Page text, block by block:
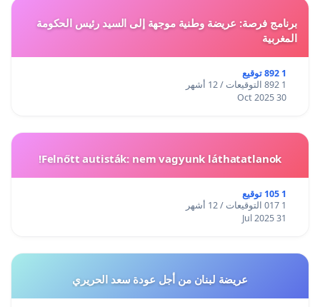
برنامج فرصة: عريضة وطنية موجهة إلى السيد رئيس الحكومة
المغربية
1 892 توقيع
1 892 التوقيعات / 12 أشهر
30 Oct 2025
Felnőtt autisták: nem vagyunk láthatatlanok!
1 105 توقيع
1 017 التوقيعات / 12 أشهر
31 Jul 2025
عريضة لبنان من أجل عودة سعد الحريري